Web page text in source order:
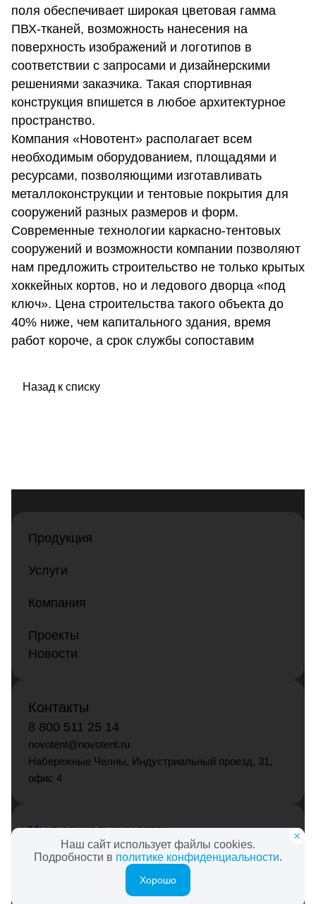
поля обеспечивает широкая цветовая гамма
ПВХ-тканей, возможность нанесения на
поверхность изображений и логотипов в
соответствии с запросами и дизайнерскими
решениями заказчика. Такая спортивная
конструкция впишется в любое архитектурное
пространство.
Компания «Новотент» располагает всем
необходимым оборудованием, площадями и
ресурсами, позволяющими изготавливать
металлоконструкции и тентовые покрытия для
сооружений разных размеров и форм.
Современные технологии каркасно-тентовых
сооружений и возможности компании позволяют
нам предложить строительство не только крытых
хоккейных кортов, но и ледового дворца «под
ключ». Цена строительства такого объекта до
40% ниже, чем капитального здания, время
работ короче, а срок службы сопоставим
Назад к списку
Наш сайт использует файлы cookies.
Подробности в политике конфиденциальности.
Хорошо
Продукция
Услуги
Компания
Проекты
Новости
Контакты
8 800 511 25 14
novotent@novotent.ru
Набережные Челны, Индустриальный проезд, 31,
офис 4
Мы в социальных сетях